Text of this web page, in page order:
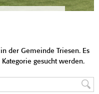
der Gemeinde Triesen. Es
gesucht werden.